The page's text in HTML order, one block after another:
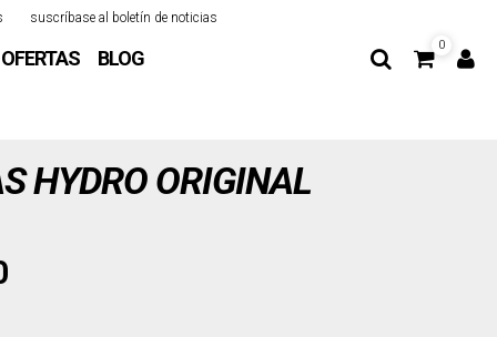
OFERTAS BLOG
0
suscríbase al boletín de noticias
HYDRO ORIGINAL